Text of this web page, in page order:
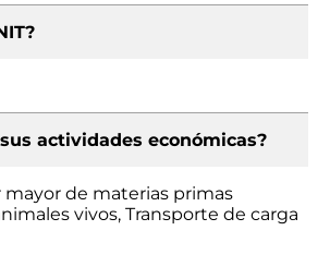
actividades económicas?
mayor de materias primas
vivos, Transporte de carga